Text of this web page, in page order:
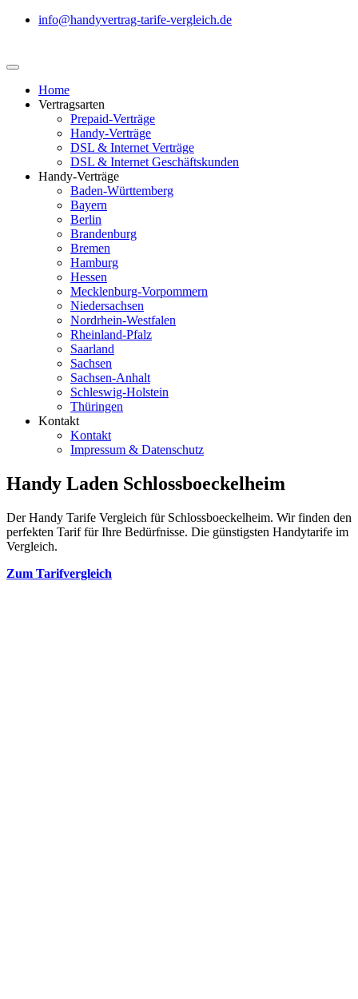
info@handyvertrag-tarife-vergleich.de
Home
Vertragsarten
Prepaid-Verträge
Handy-Verträge
DSL & Internet Verträge
DSL & Internet Geschäftskunden
Handy-Verträge
Baden-Württemberg
Bayern
Berlin
Brandenburg
Bremen
Hamburg
Hessen
Mecklenburg-Vorpommern
Niedersachsen
Nordrhein-Westfalen
Rheinland-Pfalz
Saarland
Sachsen
Sachsen-Anhalt
Schleswig-Holstein
Thüringen
Kontakt
Kontakt
Impressum & Datenschutz
Handy Laden Schlossboeckelheim
Der Handy Tarife Vergleich für Schlossboeckelheim. Wir finden den
perfekten Tarif für Ihre Bedürfnisse. Die günstigsten Handytarife im
Vergleich.
Zum Tarifvergleich